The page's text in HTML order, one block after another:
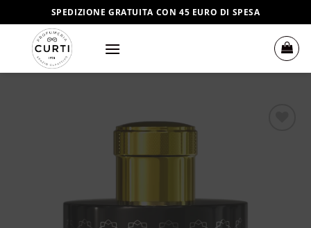
ai
contenuti
SPEDIZIONE GRATUITA CON 45 EURO DI SPESA